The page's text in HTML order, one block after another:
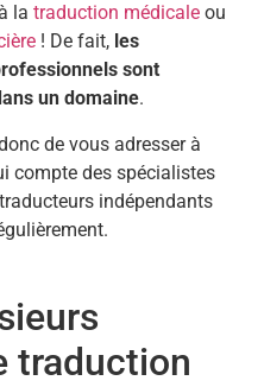
la traduction médicale ou
! De fait, les
sont
un domaine.
de vous adresser à
compte des spécialistes
indépendants
traduction